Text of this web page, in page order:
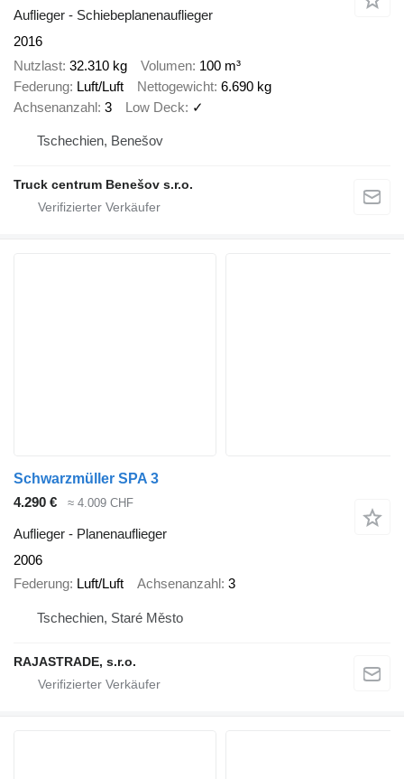
Auflieger - Schiebeplanenauflieger
2016
Nutzlast 32.310 kg Volumen 100 m³
Federung Luft/Luft Nettogewicht 6.690 kg
Achsenanzahl 3 Low Deck ✓
Tschechien, Benešov
Truck centrum Benešov s.r.o.
Schwarzmüller SPA 3
4.290 €
≈ 4.009 CHF
Auflieger - Planenauflieger
2006
Federung Luft/Luft Achsenanzahl 3
Tschechien, Staré Město
RAJASTRADE, s.r.o.